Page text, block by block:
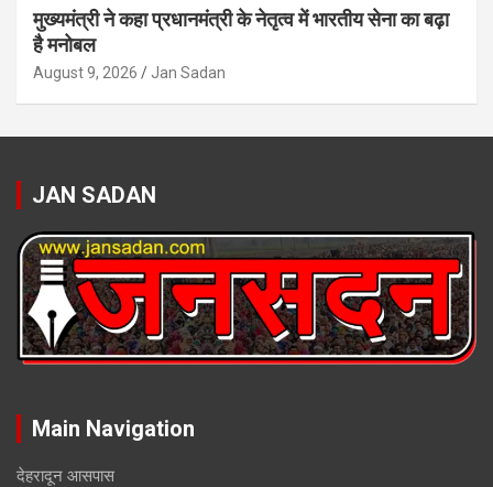
मुख्यमंत्री ने कहा प्रधानमंत्री के नेतृत्व में भारतीय सेना का बढ़ा
है मनोबल
August 9, 2026 Jan Sadan
JAN SADAN
Main Navigation
देहरादून आसपास